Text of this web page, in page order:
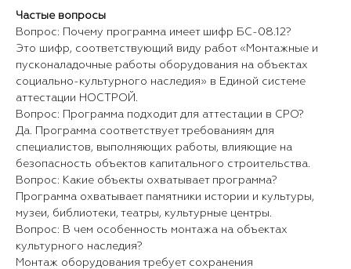
Частые вопросы
Вопрос: Почему программа имеет шифр БС-08.12?
Это шифр, соответствующий виду работ «Монтажные и
пусконаладочные работы оборудования на объектах
социально-культурного наследия» в Единой системе
аттестации НОСТРОЙ.
Вопрос: Программа подходит для аттестации в СРО?
Да. Программа соответствует требованиям для
специалистов, выполняющих работы, влияющие на
безопасность объектов капитального строительства.
Вопрос: Какие объекты охватывает программа?
Программа охватывает памятники истории и культуры,
музеи, библиотеки, театры, культурные центры.
Вопрос: В чем особенность монтажа на объектах
культурного наследия?
Монтаж оборудования требует сохранения